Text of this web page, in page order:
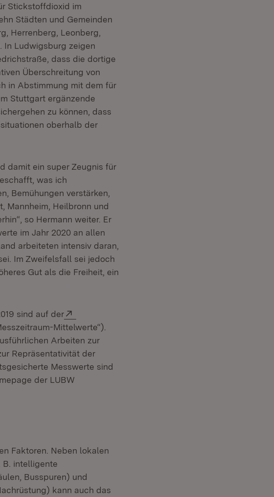
Stickstoffdioxid im
Städten und Gemeinden
Herrenberg, Leonberg,
In Ludwigsburg zeigen
dass die dortige
Überschreitung von
in Abstimmung mit dem für
Stuttgart ergänzende
zu können, dass
oberhalb der
damit ein super Zeugnis für
was ich
Bemühungen verstärken,
Mannheim, Heilbronn und
so Hermann weiter. Er
im Jahr 2020 an allen
arbeiteten intensiv daran,
Im Zweifelsfall sei jedoch
Gut als die Freiheit, ein
sind auf der
Mittelwerte“).
Arbeiten zur
Repräsentativität der
Messwerte sind
der LUBW
Faktoren. Neben lokalen
B. intelligente
Busspuren) und
kann auch das